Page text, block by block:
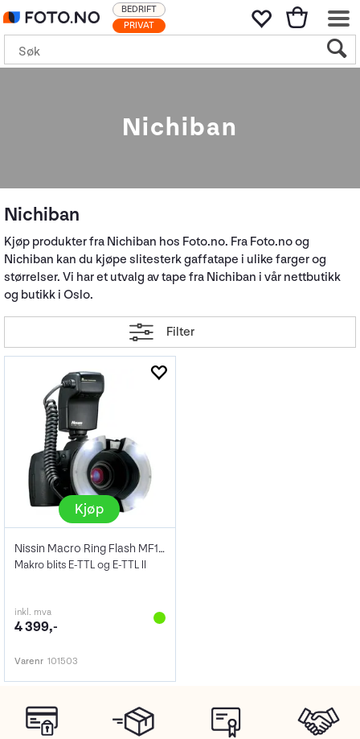
PRIVAT
BEDRIFT
Nichiban
Nichiban
Kjøp produkter fra Nichiban hos Foto.no. Fra Foto.no og
Nichiban kan du kjøpe slitesterk gaffatape i ulike farger og
størrelser. Vi har et utvalg av tape fra Nichiban i vår nettbutikk
og butikk i Oslo.
Filter
Kjøp
Nissin Macro Ring Flash MF18 Canon
Makro blits E-TTL og E-TTL II
inkl. mva
4 399,-
Varenr 101503